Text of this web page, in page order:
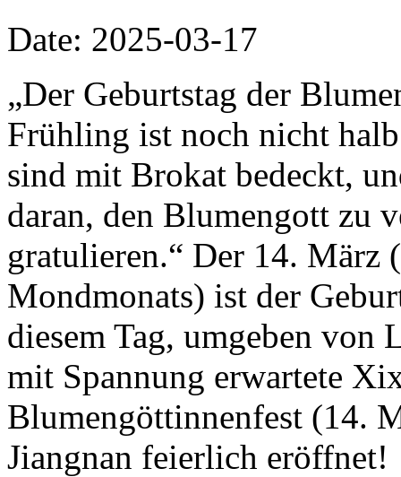
Date: 2025-03-17
„Der Geburtstag der
Frühling ist noch nicht
sind mit Brokat bedeckt,
daran, den Blumengott zu
gratulieren.“ Der 14. März
Mondmonats) ist der
diesem Tag, umgeben
mit Spannung erwartete
Blumengöttinnenfest (14.
Jiangnan feierlich eröffnet!